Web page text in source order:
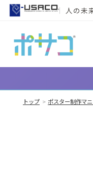
メインコンテンツへ
人の未
トップ ポスター制作マ